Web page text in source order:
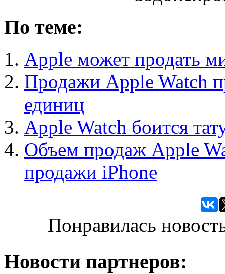
По теме:
Apple может продать
Продажи Apple Watch
единиц
Apple Watch боится
Объем продаж Apple
продажи iPhone
Понравилась
Новости партнеров: